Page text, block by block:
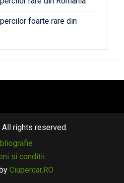
foarte rare din
rights reserved.
si conditii
Ciupercar.RO